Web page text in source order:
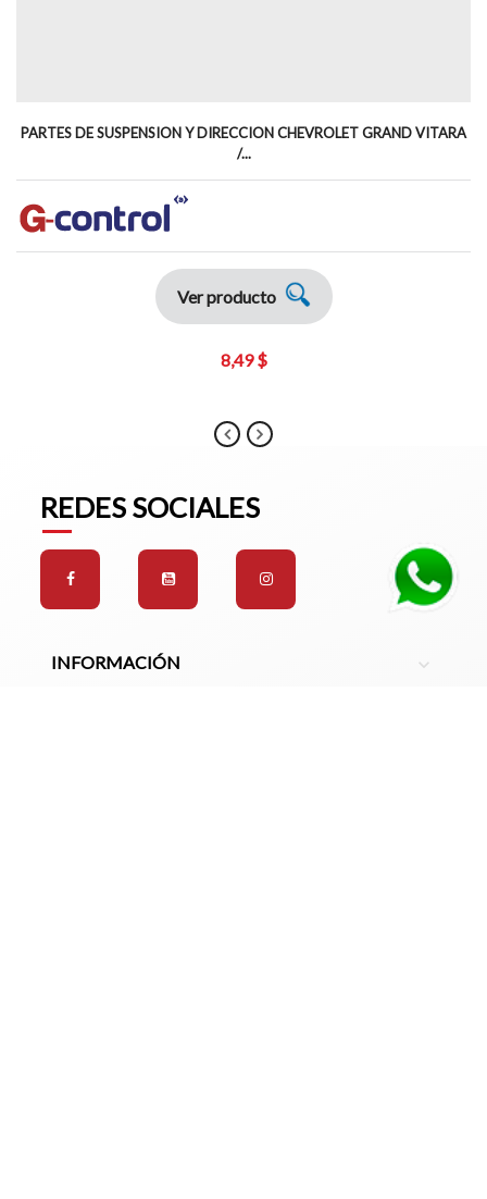
PARTES DE SUSPENSION Y DIRECCION CHEVROLET GRAND VITARA
/...
Ver producto
8,49 $
REDES SOCIALES
INFORMACIÓN expand_more